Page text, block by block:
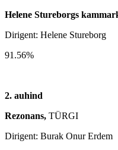
Helene Stureborgs
Dirigent: Helene Stureborg
91.56%
2. auhind
Rezonans, TÜRGI
Dirigent: Burak Onur Erdem